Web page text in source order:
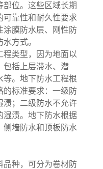
部位。这些区域长期
可靠性和耐久性要求
涂膜防水层、刚性防
方式。
类型，因为地面以
包括上层滞水、潜
等。地下防水工程根
的标准要求：一级防
渍；二级防水不允许
湿渍。地下防水根据
侧墙防水和顶板防水
品种，可分为卷材防